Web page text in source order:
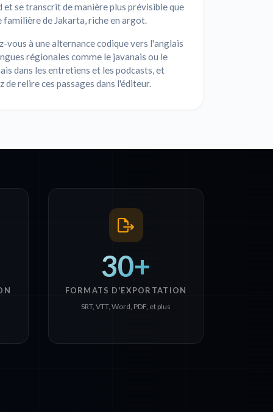
et se transcrit de manière plus prévisible que
familière de Jakarta, riche en argot.
vous à une alternance codique vers l'anglais
régionales comme le javanais ou le
dans les entretiens et les podcasts, et
de relire ces passages dans l'éditeur.
30+
FORMATS D'EXPORTATION
SRT, VTT, Word, PDF, et plus